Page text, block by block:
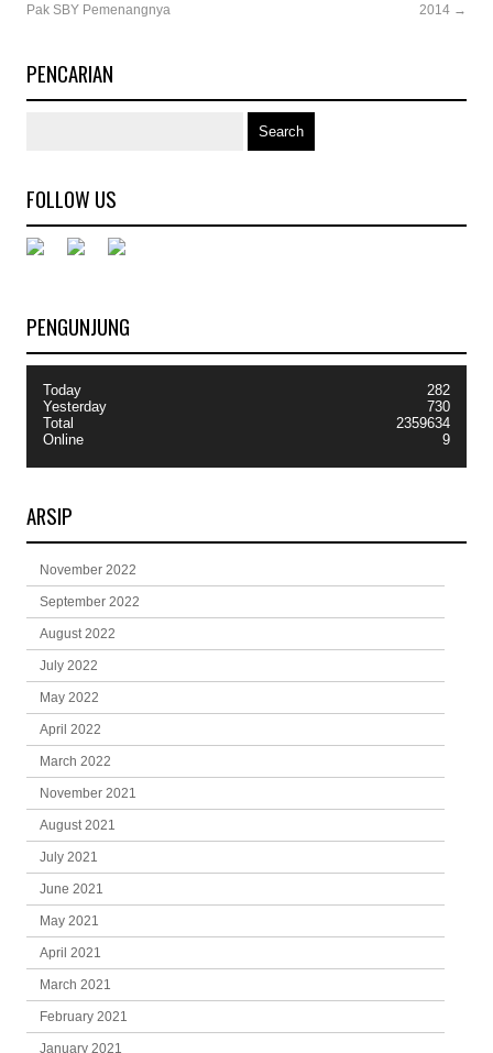
Pak SBY Pemenangnya
2014 →
PENCARIAN
FOLLOW US
PENGUNJUNG
Today
Yesterday
Total
Online
282
730
2359634
9
ARSIP
November 2022
September 2022
August 2022
July 2022
May 2022
April 2022
March 2022
November 2021
August 2021
July 2021
June 2021
May 2021
April 2021
March 2021
February 2021
January 2021